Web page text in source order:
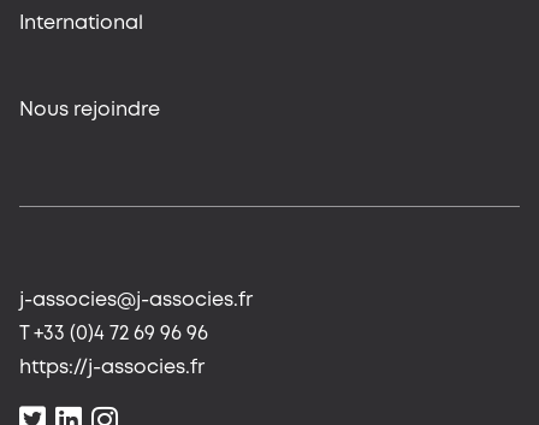
International
Nous rejoindre
j-associes@j-associes.fr
T +33 (0)4 72 69 96 96
https://j-associes.fr